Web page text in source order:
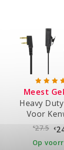
Meest
Heavy
Voor
€27.5 €
Op